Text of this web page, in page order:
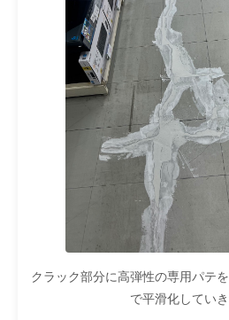
クラック部分に高弾性の専用パテ
で平滑化していき